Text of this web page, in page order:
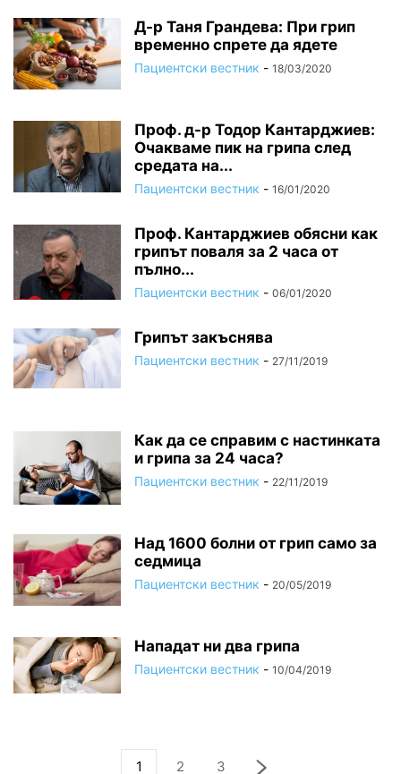
Д-р Таня Грандева: При грип
временно спрете да ядете
Пациентски вестник - 18/03/2020
Проф. д-р Тодор Кантарджиев:
Очакваме пик на грипа след
средата на...
Пациентски вестник - 16/01/2020
Проф. Кантарджиев обясни как
грипът поваля за 2 часа от
пълно...
Пациентски вестник - 06/01/2020
Грипът закъснява
Пациентски вестник - 27/11/2019
Как да се справим с настинката
и грипа за 24 часа?
Пациентски вестник - 22/11/2019
Над 1600 болни от грип само за
седмица
Пациентски вестник - 20/05/2019
Нападат ни два грипа
Пациентски вестник - 10/04/2019
1 2 3